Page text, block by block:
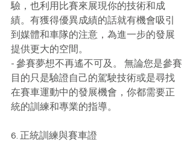
驗，也利用比賽來展現你的技術和成
績。有獲得優異成績的話就有機會吸引
到媒體和車隊的注意，為進一步的發展
提供更大的空間。
- 參賽夢想不再遙不可及。 無論您是參賽
目的只是驗證自己的駕駛技術或是尋找
在賽車運動中的發展機會，你都需要正
統的訓練和專業的指導。
6. 正統訓練與賽車證